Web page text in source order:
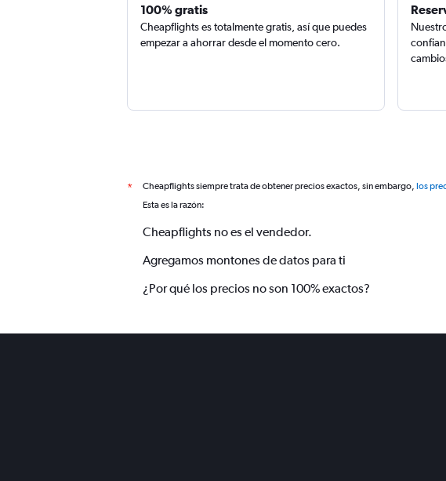
100% gratis
Cheapflights es totalmente gratis, así que puedes
empezar a ahorrar desde el momento cero.
* Cheapflights siempre trata de obtener precios exactos, sin embargo, los
Esta es la razón:
Cheapflights no es el vendedor.
Agregamos montones de datos para ti
¿Por qué los precios no son 100% exactos?